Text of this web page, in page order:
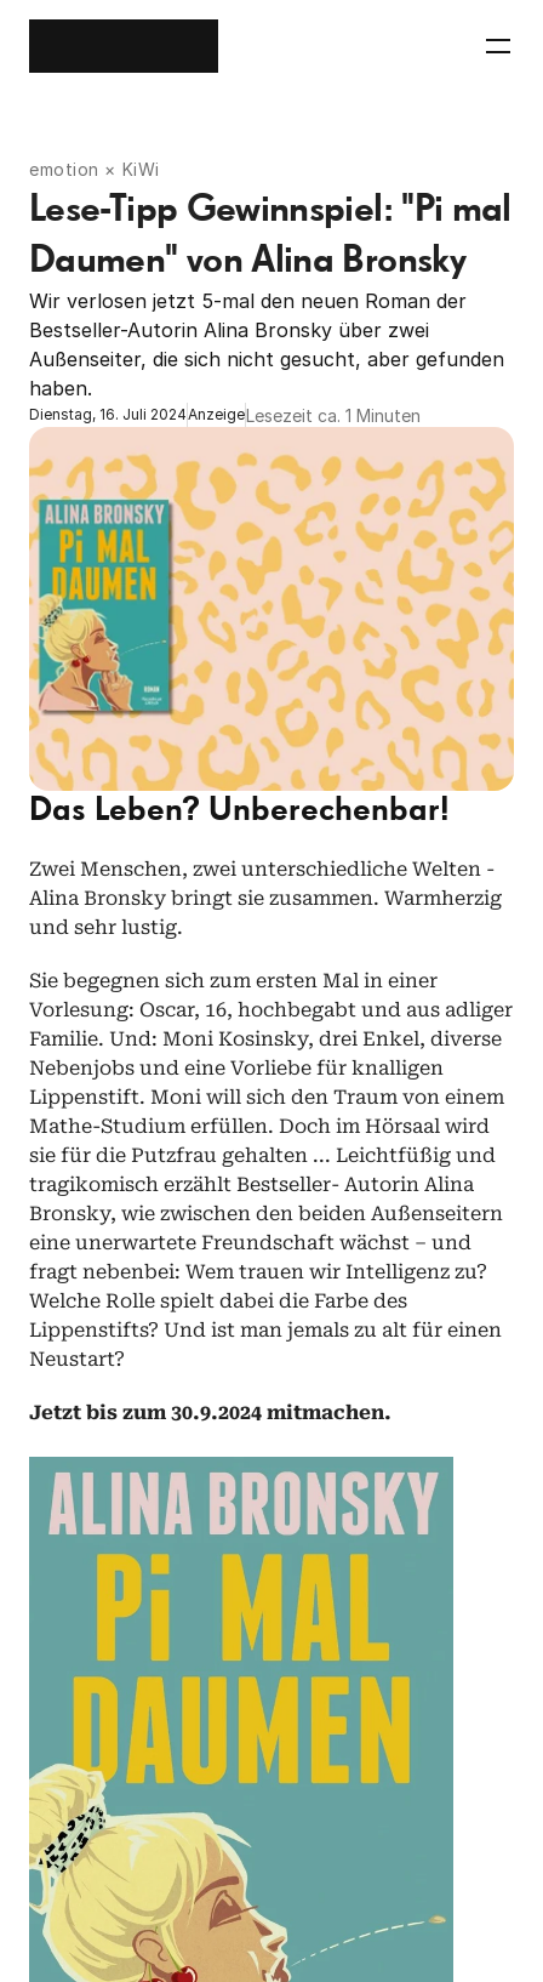
emotion × KiWi
Lese-Tipp Gewinnspiel: "Pi mal
Daumen" von Alina Bronsky
Wir verlosen jetzt 5-mal den neuen Roman der
Bestseller-Autorin Alina Bronsky über zwei
Außenseiter, die sich nicht gesucht, aber gefunden
haben.
Dienstag, 16. Juli 2024AnzeigeLesezeit ca. 1 Minuten
Das Leben? Unberechenbar!
Zwei Menschen, zwei unterschiedliche Welten -
Alina Bronsky bringt sie zusammen. Warmherzig
und sehr lustig.
Sie begegnen sich zum ersten Mal in einer
Vorlesung: Oscar, 16, hochbegabt und aus adliger
Familie. Und: Moni Kosinsky, drei Enkel, diverse
Nebenjobs und eine Vorliebe für knalligen
Lippenstift. Moni will sich den Traum von einem
Mathe-Studium erfüllen. Doch im Hörsaal wird
sie für die Putzfrau gehalten ... Leichtfüßig und
tragikomisch erzählt Bestseller- Autorin Alina
Bronsky, wie zwischen den beiden Außenseitern
eine unerwartete Freundschaft wächst – und
fragt nebenbei: Wem trauen wir Intelligenz zu?
Welche Rolle spielt dabei die Farbe des
Lippenstifts? Und ist man jemals zu alt für einen
Neustart?
Jetzt bis zum 30.9.2024 mitmachen.